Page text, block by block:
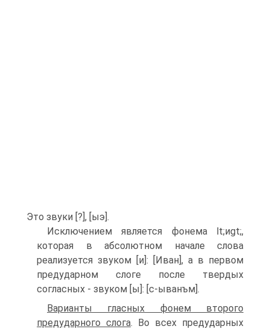
Это звуки [?], [ыэ].
Исключением является фонема lt;иgt;,
которая в абсолютном начале слова
реализуется звуком [и]: [Иван], а в первом
предударном слоге после твердых
согласных - звуком [ы]: [с-ыванъм].
Варианты гласных фонем второго
предударного слога. Во всех предударных